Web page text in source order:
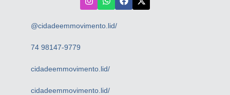
@cidadeemmovimento.lid/
74 98147-9779
cidadeemmovimento.lid/
cidadeemmovimento.lid/